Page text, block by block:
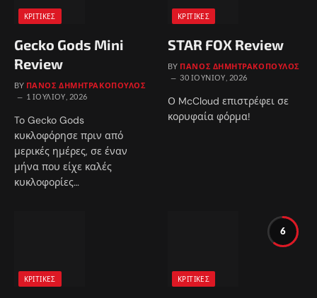
ΚΡΙΤΙΚΈΣ
Gecko Gods Mini
Review
BY ΠΆΝΟΣ ΔΗΜΗΤΡΑΚΌΠΟΥΛΟΣ
1 ΙΟΥΛΊΟΥ, 2026
To Gecko Gods
κυκλοφόρησε πριν από
μερικές ημέρες, σε έναν
μήνα που είχε καλές
κυκλοφορίες…
ΚΡΙΤΙΚΈΣ
STAR FOX Review
BY ΠΆΝΟΣ ΔΗΜΗΤΡΑΚΌΠΟΥΛΟΣ
30 ΙΟΥΝΊΟΥ, 2026
Ο McCloud επιστρέφει σε
κορυφαία φόρμα!
ΚΡΙΤΙΚΈΣ
6
ΚΡΙΤΙΚΈΣ